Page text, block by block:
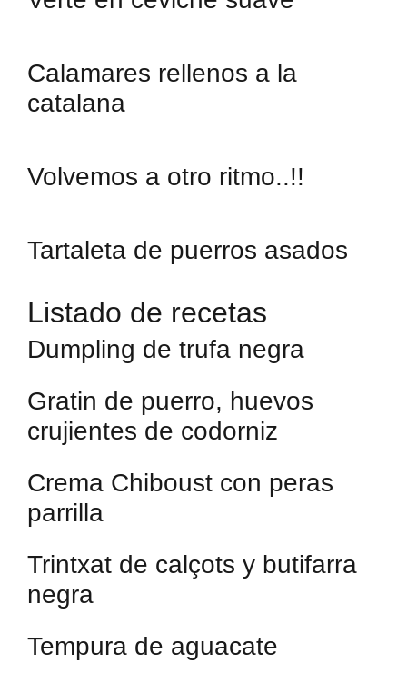
Calamares rellenos a la
catalana
Volvemos a otro ritmo..!!
Tartaleta de puerros asados
Listado de recetas
Dumpling de trufa negra
Gratin de puerro, huevos
crujientes de codorniz
Crema Chiboust con peras
parrilla
Trintxat de calçots y butifarra
negra
Tempura de aguacate